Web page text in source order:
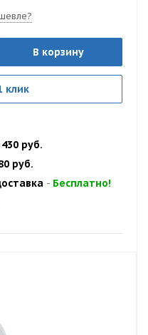
В корзину
клик
руб.
руб.
- Бесплатно!